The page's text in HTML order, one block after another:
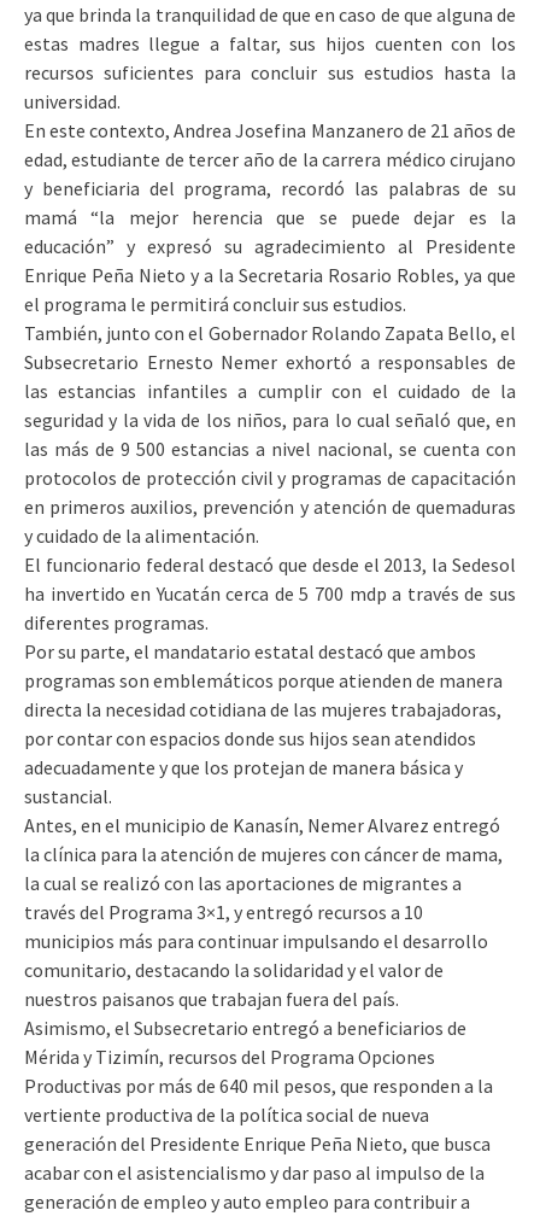
ya que brinda la tranquilidad de que en caso de que alguna de
estas madres llegue a faltar, sus hijos cuenten con los
recursos suficientes para concluir sus estudios hasta la
universidad.
En este contexto, Andrea Josefina Manzanero de 21 años de
edad, estudiante de tercer año de la carrera médico cirujano
y beneficiaria del programa, recordó las palabras de su
mamá “la mejor herencia que se puede dejar es la
educación” y expresó su agradecimiento al Presidente
Enrique Peña Nieto y a la Secretaria Rosario Robles, ya que
el programa le permitirá concluir sus estudios.
También, junto con el Gobernador Rolando Zapata Bello, el
Subsecretario Ernesto Nemer exhortó a responsables de
las estancias infantiles a cumplir con el cuidado de la
seguridad y la vida de los niños, para lo cual señaló que, en
las más de 9 500 estancias a nivel nacional, se cuenta con
protocolos de protección civil y programas de capacitación
en primeros auxilios, prevención y atención de quemaduras
y cuidado de la alimentación.
El funcionario federal destacó que desde el 2013, la Sedesol
ha invertido en Yucatán cerca de 5 700 mdp a través de sus
diferentes programas.
Por su parte, el mandatario estatal destacó que ambos
programas son emblemáticos porque atienden de manera
directa la necesidad cotidiana de las mujeres trabajadoras,
por contar con espacios donde sus hijos sean atendidos
adecuadamente y que los protejan de manera básica y
sustancial.
Antes, en el municipio de Kanasín, Nemer Alvarez entregó
la clínica para la atención de mujeres con cáncer de mama,
la cual se realizó con las aportaciones de migrantes a
través del Programa 3×1, y entregó recursos a 10
municipios más para continuar impulsando el desarrollo
comunitario, destacando la solidaridad y el valor de
nuestros paisanos que trabajan fuera del país.
Asimismo, el Subsecretario entregó a beneficiarios de
Mérida y Tizimín, recursos del Programa Opciones
Productivas por más de 640 mil pesos, que responden a la
vertiente productiva de la política social de nueva
generación del Presidente Enrique Peña Nieto, que busca
acabar con el asistencialismo y dar paso al impulso de la
generación de empleo y auto empleo para contribuir a